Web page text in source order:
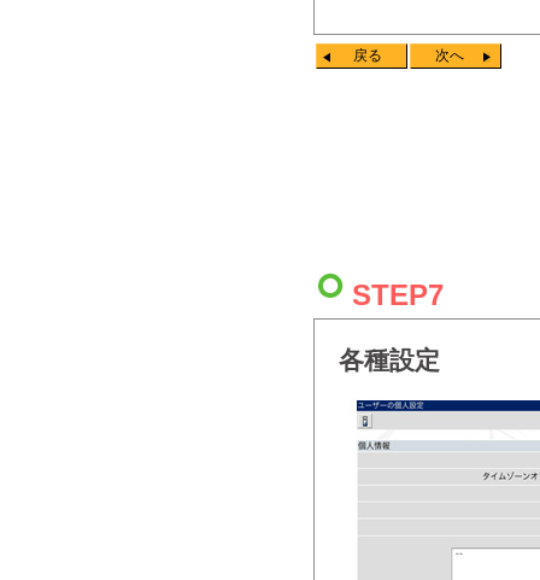
戻る 次へ
STEP7
各種設定